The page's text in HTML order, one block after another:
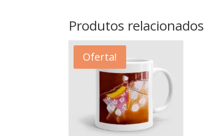
Produtos relacionados
Oferta!